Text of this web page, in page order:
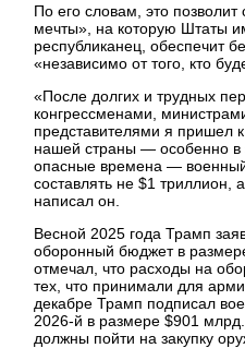
По его словам, это
мечты», на которую Штаты
республиканец, обеспечит
«независимо от того, кто
«После долгих и трудных
конгрессменами,
представителями я пришел
нашей страны — особенно в
опасные времена —
составлять не $1
написал он.
Весной 2025 года Трамп
оборонный бюджет в
отмечал, что расходы на
тех, что принимали для
декабре Трамп подписал
2026-й в размере $901
должны пойти на закупку